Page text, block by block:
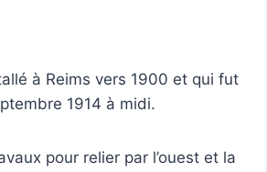
à Reims vers 1900 et qui fut
1914 à midi.
pour relier par l’ouest et la